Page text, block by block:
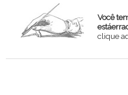
Você
clique